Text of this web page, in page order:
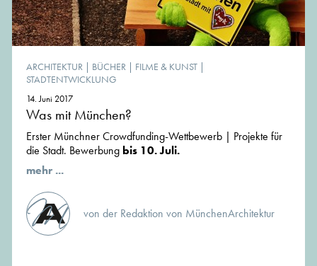
ARCHITEKTUR | BÜCHER | FILME & KUNST |
STADTENTWICKLUNG
14. Juni 2017
Was mit München?
Erster Münchner Crowdfunding-Wettbewerb | Projekte für
die Stadt. Bewerbung bis 10. Juli.
mehr ...
von der Redaktion von MünchenArchitektur